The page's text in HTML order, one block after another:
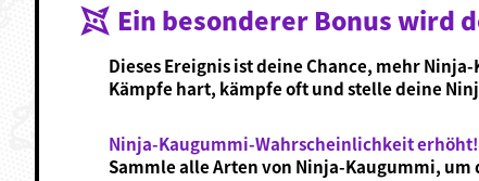
Ein besonderer Bonus wird
Dieses Ereignis ist deine Chance, mehr
Kämpfe hart, kämpfe oft und stelle deine
Ninja-Kaugummi-Wahrscheinlichkeit erhöht!
Sammle alle Arten von Ninja-Kaugummi,